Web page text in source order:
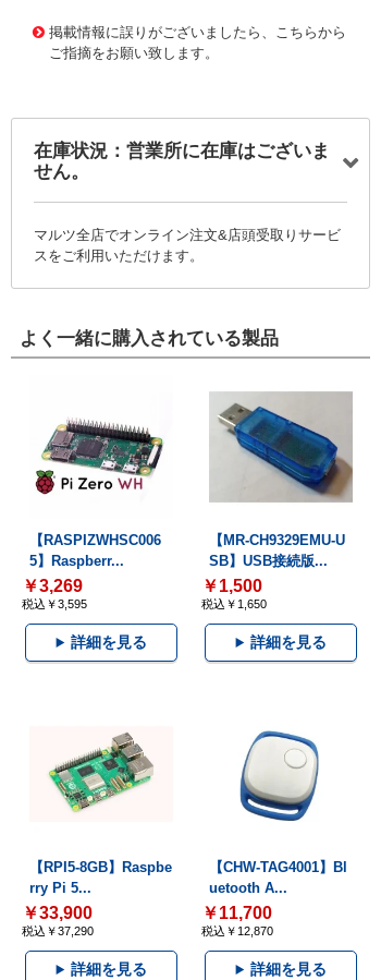
掲載情報に誤りがございましたら、こちらから
ご指摘をお願い致します。
在庫状況：営業所に在庫はございま
せん。
マルツ全店でオンライン注文&店頭受取りサービ
スをご利用いただけます。
よく一緒に購入されている製品
【RASPIZWHSC006
5】Raspberr...
￥3,269
税込￥3,595
詳細を見る
【MR-CH9329EMU-U
SB】USB接続版...
￥1,500
税込￥1,650
詳細を見る
【RPI5-8GB】Raspbe
rry Pi 5...
￥33,900
税込￥37,290
詳細を見る
【CHW-TAG4001】Bl
uetooth A...
￥11,700
税込￥12,870
詳細を見る